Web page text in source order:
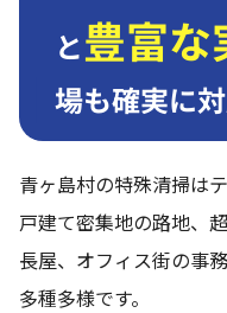
と豊富な
場も確実に対
青ヶ島村の特殊清掃は
戸建て密集地の路地、
長屋、オフィス街の事
多種多様です。